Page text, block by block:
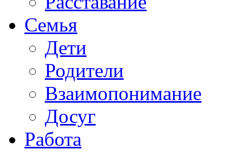
Семья
Дети
Родители
Взаимопонимание
Досуг
Работа